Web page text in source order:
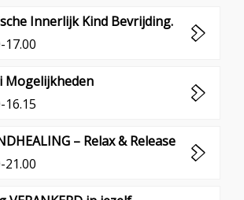
Innerlijk Kind Bevrijding.
17.00
Mogelijkheden
16.15
– Relax & Release
21.00